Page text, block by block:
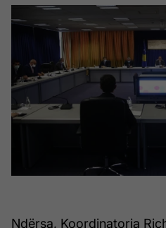
Ndërsa, Koordinatorja